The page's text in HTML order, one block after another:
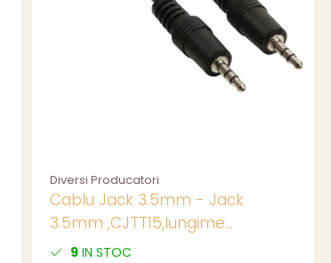
Diversi Producatori
Cablu Jack 3.5mm - Jack
3.5mm ,CJTT15,lungime
1.5m,negru
9 IN STOC